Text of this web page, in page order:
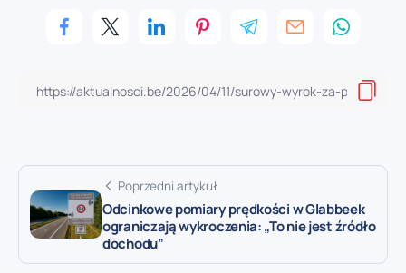
Poprzedni artykuł
Odcinkowe pomiary prędkości w Glabbeek
ograniczają wykroczenia: „To nie jest źródło
dochodu”